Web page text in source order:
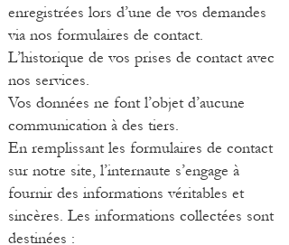
enregistrées lors d’une de vos demandes
via nos formulaires de contact.
L’historique de vos prises de contact avec
nos services.
Vos données ne font l’objet d’aucune
communication à des tiers.
En remplissant les formulaires de contact
sur notre site, l’internaute s’engage à
fournir des informations véritables et
sincères. Les informations collectées sont
destinées :